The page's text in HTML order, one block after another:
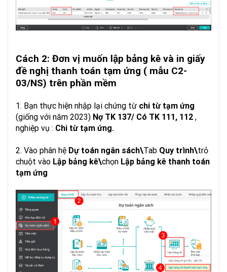
Cách 2: Đơn vị muốn lập bảng kê và in giấy
đề nghị thanh toán tạm ứng ( mẫu C2-
03/NS) trên phần mềm
1. Bạn thực hiện nhập lại chứng từ chi từ tạm ứng
(giống với năm 2023) Nợ TK 137/ Có TK 111, 112 ,
nghiệp vụ : Chi từ tạm ứng.
2. Vào phân hệ Dự toán ngân sách\Tab Quy trình\trỏ
chuột vào Lập bảng kê\chọn Lập bảng kê thanh toán
tạm ứng